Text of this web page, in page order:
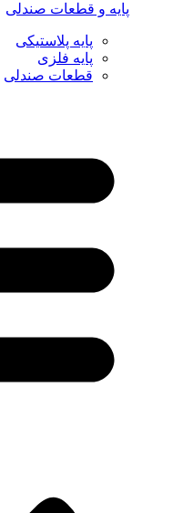
پایه و قطعات صندلی
پایه پلاستیکی
پایه فلزی
قطعات صندلی